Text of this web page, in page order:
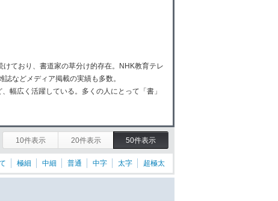
ており、書道家の草分け的存在。NHK教育テレ
などメディア掲載の実績も多数。
幅広く活躍している。多くの人にとって「書」
10件表示 20件表示 50件表示
極細 中細 普通 中字 太字 超極太